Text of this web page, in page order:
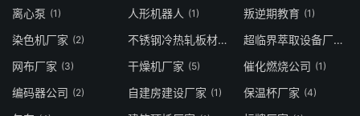
离心泵 (1) 人形机器人 (1) 叛逆期教育 (1)
染色机厂家 (2) 不锈钢冷热轧板材
(1) 超临界萃取设备厂家
网布厂家 (3) 干燥机厂家 (5) 催化燃烧公司 (1)
编码器公司 (2) 自建房建设厂家 (1) 保温杯厂家 (4)